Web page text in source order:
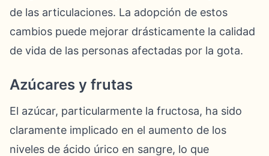
de las articulaciones. La adopción de estos
cambios puede mejorar drásticamente la calidad
de vida de las personas afectadas por la gota.
Azúcares y frutas
El azúcar, particularmente la fructosa, ha sido
claramente implicado en el aumento de los
niveles de ácido úrico en sangre, lo que